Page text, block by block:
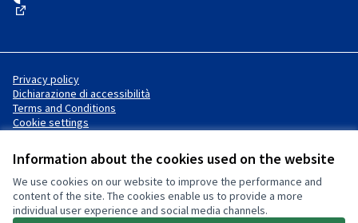
Information about the cookies used on the website
We use cookies on our website to improve the performance and
content of the site. The cookies enable us to provide a more
individual user experience and social media channels.
Privacy policy
Dichiarazione di accessibilità
Terms and Conditions
Cookie settings
Creative Commons License
(External link)Website made withfree software
(External link)
.